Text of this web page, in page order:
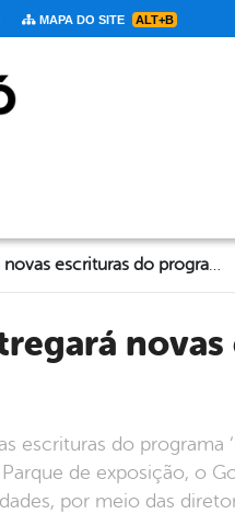
MAPA DO SITE ALT+B
Governo entregará novas escrituras do programa ‘Cabrobó Legal’
escrituras do
de exposição, o
por meio das